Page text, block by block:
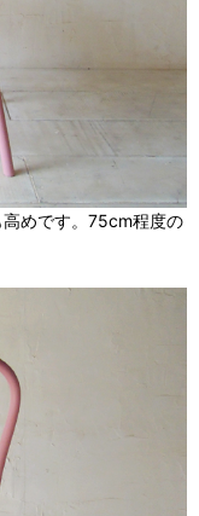
めです。75cm程度の